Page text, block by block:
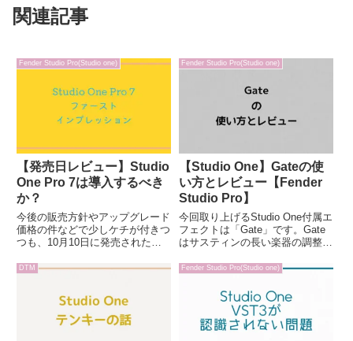
関連記事
Fender Studio Pro(Studio one)
【発売日レビュー】Studio
One Pro 7は導入するべき
か？
今後の販売方針やアップグレード
価格の件などで少しケチが付きつ
つも、10月10日に発売された
はStudio Oneについて取り上げる
Fender Studio Pro(Studio one)
【Studio One】Gateの使
い方とレビュー【Fender
Studio Pro】
今回取り上げるStudio One付属エ
フェクトは「Gate」です。Gate
はサスティンの長い楽器の調整に
使ったりと意外と使い勝手の良い
れほど難しくなく、すぐに使いこ
なせるようにな...
DTM Fender Studio Pro(Studio one)